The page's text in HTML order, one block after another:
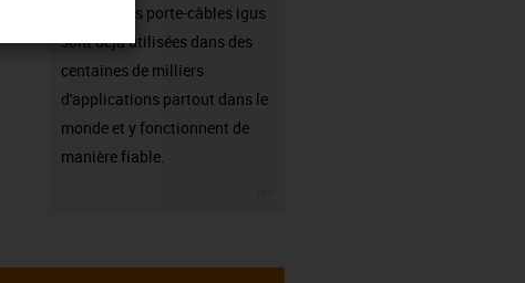
Les chaînes porte-câbles igus
sont déjà utilisées dans des
centaines de milliers
d'applications partout dans le
monde et y fonctionnent de
manière fiable.